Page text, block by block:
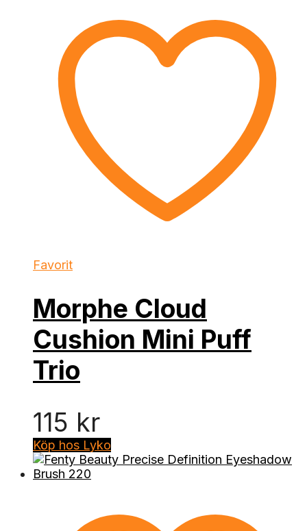
Favorit
Morphe Cloud
Cushion Mini Puff
Trio
115 kr
Köp hos Lyko